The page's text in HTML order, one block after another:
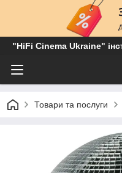
"HiFi Cinema Ukraine"
Товари та послуги